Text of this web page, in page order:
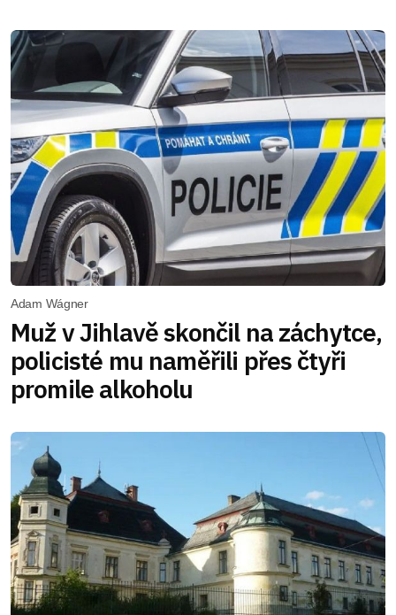
Adam Wágner
Muž v Jihlavě skončil na záchytce,
policisté mu naměřili přes čtyři
promile alkoholu